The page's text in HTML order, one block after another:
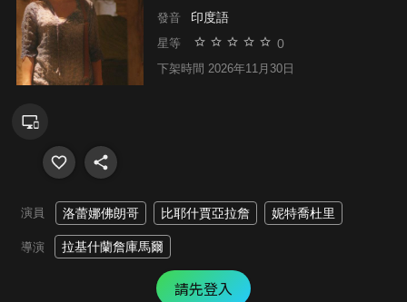
發音 印度語
星等 0
下架時間 2026年11月30日
演員 洛蕾娜佛朗哥 比耶什賈亞拉詹 妮特喬杜里
導演 拉基什蘭詹庫馬爾
請先登入